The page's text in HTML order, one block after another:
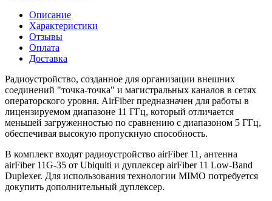
Описание
Характеристики
Отзывы
Оплата
Доставка
Радиоустройство, созданное для организации внешних
соединений "точка-точка" и магистральных каналов в сетях
операторского уровня. AirFiber предназначен для работы в
лицензируемом диапазоне 11 ГГц, который отличается
меньшей загруженностью по сравнению с диапазоном 5 ГГц,
обеспечивая высокую пропускную способность.
В комплект входят радиоустройство airFiber 11, антенна
airFiber 11G-35 от Ubiquiti и дуплексер airFiber 11 Low-Band
Duplexer. Для использования технологии MIMO потребуется
докупить дополнительный дуплексер.